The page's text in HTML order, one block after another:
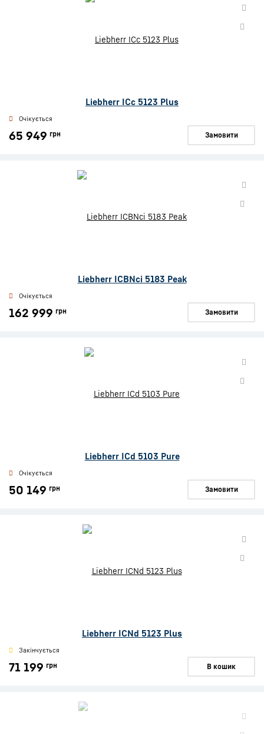
Liebherr ICc 5123 Plus
Очікується
65 949 грн Замовити
Liebherr ICBNci 5183 Peak
Очікується
162 999 грн Замовити
Liebherr ICd 5103 Pure
Очікується
50 149 грн Замовити
Liebherr ICNd 5123 Plus
Закінчується
71 199 грн В кошик